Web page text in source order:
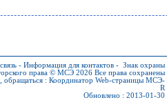
- Информация для контактов - Знак охраны
права © МСЭ 2026 Все права сохранены
обращаться : Координатор Web-страницы МСЭ-
R
Обновлено : 2013-01-30